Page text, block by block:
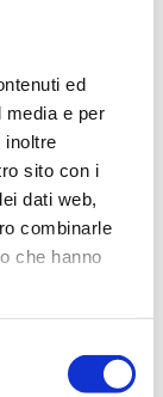
ed
media e per
inoltre
sito con i
dati web,
combinarle
che hanno
che a
grazie
elevata
screen ad
via
unità di